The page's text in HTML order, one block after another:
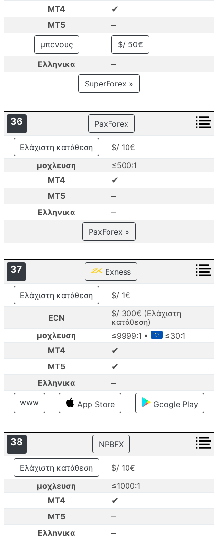
MT4
✔
MT5 –
μπονους
$/ 50€
Ελληνικα
–
SuperForex »
36 PaxForex
Ελάχιστη κατάθεση
$/ 10€
μοχλευση
≤500:1
MT4
✔
MT5 –
Ελληνικα –
PaxForex »
37 Exness
Ελάχιστη κατάθεση $/ 1€
ECN
$/ 300€ (Ελάχιστη
κατάθεση)
μοχλευση
≤9999:1 •
≤30:1
MT4
✔
MT5 ✔
Ελληνικα –
www App Store Google Play
38 NPBFX
Ελάχιστη κατάθεση
$/ 10€
μοχλευση
≤1000:1
MT4
✔
MT5 –
Ελληνικα –